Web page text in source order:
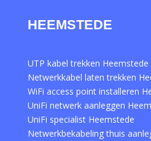
HEEMSTEDE
UTP kabel trekken Heemstede
Netwerkkabel laten trekken
WiFi access point installeren
UniFi netwerk aanleggen
UniFi specialist Heemstede
Netwerkbekabeling thuis